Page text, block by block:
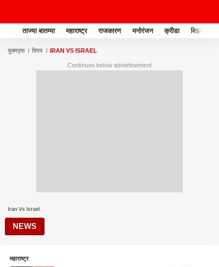
ताज्या बातम्या महाराष्ट्र राजकारण मनोरंजन क्रीडा बिझनेस
मुख्यपृष्ठ विषय IRAN VS ISRAEL
Continues below advertisement
Iran Vs Israel
NEWS
महाराष्ट्र